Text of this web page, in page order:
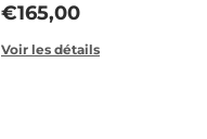
€165,00
Voir les détails